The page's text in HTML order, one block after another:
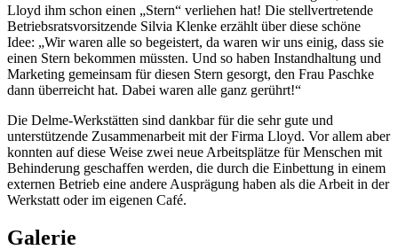
Lloyd ihm schon einen „Stern“ verliehen hat! Die stellvertretende
Betriebsratsvorsitzende Silvia Klenke erzählt über diese schöne
Idee: „Wir waren alle so begeistert, da waren wir uns einig, dass sie
einen Stern bekommen müssten. Und so haben Instandhaltung und
Marketing gemeinsam für diesen Stern gesorgt, den Frau Paschke
dann überreicht hat. Dabei waren alle ganz gerührt!“
Die Delme-Werkstätten sind dankbar für die sehr gute und
unterstützende Zusammenarbeit mit der Firma Lloyd. Vor allem aber
konnten auf diese Weise zwei neue Arbeitsplätze für Menschen mit
Behinderung geschaffen werden, die durch die Einbettung in einem
externen Betrieb eine andere Ausprägung haben als die Arbeit in der
Werkstatt oder im eigenen Café.
Galerie